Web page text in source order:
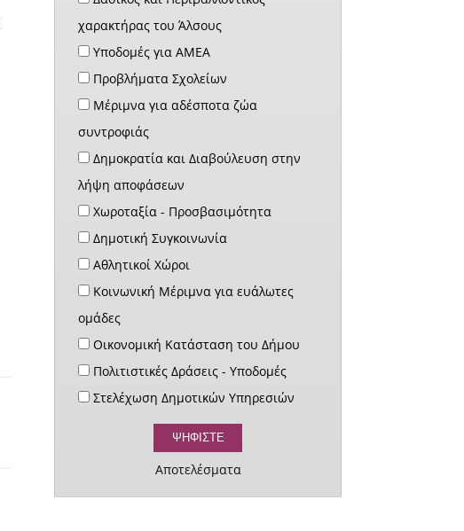
χαρακτήρας του Άλσους
Υποδομές για ΑΜΕΑ
Προβλήματα Σχολείων
Μέριμνα για αδέσποτα ζώα
συντροφιάς
Δημοκρατία και Διαβούλευση στην
λήψη αποφάσεων
Χωροταξία - Προσβασιμότητα
Δημοτική Συγκοινωνία
Αθλητικοί Χώροι
Κοινωνική Μέριμνα για ευάλωτες
ομάδες
Οικονομική Κατάσταση του Δήμου
Πολιτιστικές Δράσεις - Υποδομές
Στελέχωση Δημοτικών Υπηρεσιών
Αποτελέσματα